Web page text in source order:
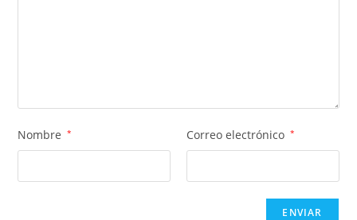
Nombre * Correo electrónico *